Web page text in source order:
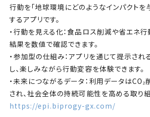
行動を「地球環境にどのようなインパクトを
するアプリです。
・行動を見える化：食品ロス削減や省エネ行
結果を数値で確認できます。
・参加型の仕組み：アプリを通じて提示され
し、楽しみながら行動変容を体験できます。
・未来につながるデータ：利用データは
され、社会全体の持続可能性を高める取り
https://epi.biprogy-gx.com/